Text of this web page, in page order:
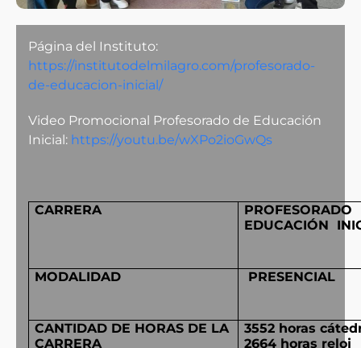
Página del Instituto:
https://institutodelmilagro.com/profesorado-
de-educacion-inicial/
Video Promocional Profesorado de Educación
Inicial: https://youtu.be/wXPo2ioGwQs
CARRERA
PROFESORADO
EDUCACIÓN
MODALIDAD PRESENCIAL
CANTIDAD DE HORAS DE LA
CARRERA
3552 horas
2664 horas reloj